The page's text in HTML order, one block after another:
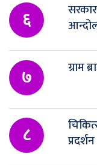
६
७ ग्राम
८
प्रदर्शन